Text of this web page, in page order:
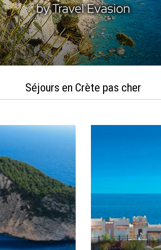
Séjours en Crète pas cher